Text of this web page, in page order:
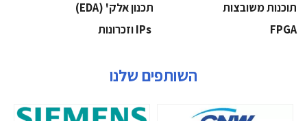
‫תוכנות משובצות‬
‫תכנון אלק' (‪(EDA‬‬
‫‪FPGA‬‬
השותפים שלנו